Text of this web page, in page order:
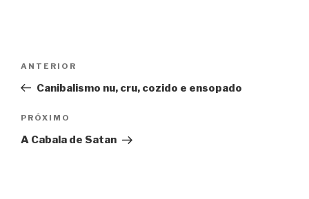
Post
Post
anterior
ANTERIOR
Canibalismo nu, cru, cozido e ensopado
Próximo
post
PRÓXIMO
A Cabala de Satan